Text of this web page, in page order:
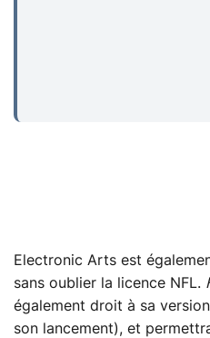
Electronic Arts est
sans oublier la licence NFL.
également droit à sa
son lancement), et